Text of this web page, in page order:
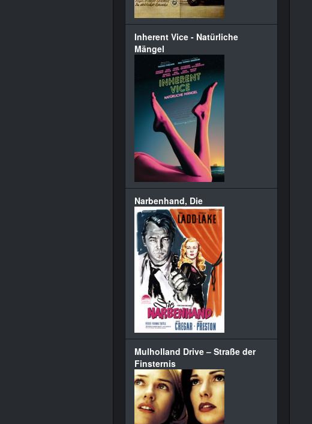
Inherent Vice - Natürliche
Mängel
Narbenhand, Die
Mulholland Drive – Straße der
Finsternis